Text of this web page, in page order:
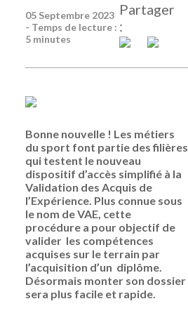
05 Septembre 2023
- Temps de lecture :
5 minutes
Partager
:
Bonne nouvelle ! Les métiers
du sport font partie des filières
qui testent le nouveau
dispositif d’accès simplifié à la
Validation des Acquis de
l’Expérience. Plus connue sous
le nom de VAE, cette
procédure a pour objectif de
valider les compétences
acquises sur le terrain par
l’acquisition d’un diplôme.
Désormais monter son dossier
sera plus facile et rapide.